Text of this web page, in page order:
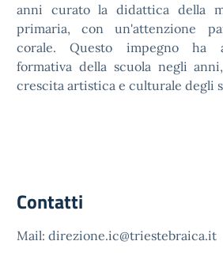
anni curato la didattica della
primaria, con un'attenzione
corale. Questo impegno ha
formativa della scuola negli
crescita artistica e culturale degli
Contatti
Mail: direzione.ic@triestebraica.it